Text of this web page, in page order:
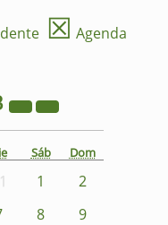
☒ Agenda
Sáb Dom
1
2
8
9